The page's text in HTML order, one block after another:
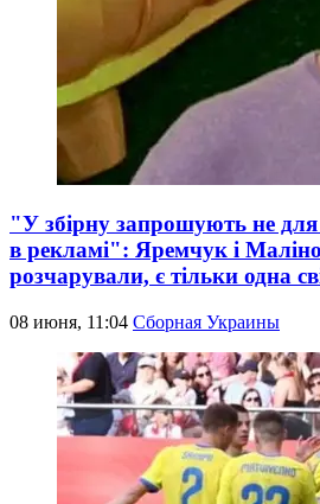
"У збірну запрошують не
в рекламі": Яремчук і
розчарували, є тільки одна
08 июня, 11:04 Сборная Украины